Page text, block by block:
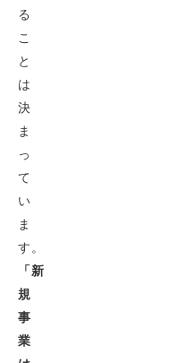
る
こ
と
は
決
ま
っ
て
い
ま
す。
「新
規
事
業